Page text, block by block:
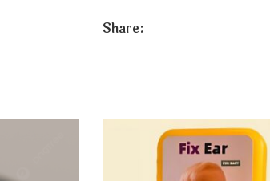
Emër*
Ruaje në këtë shfletues
Share: